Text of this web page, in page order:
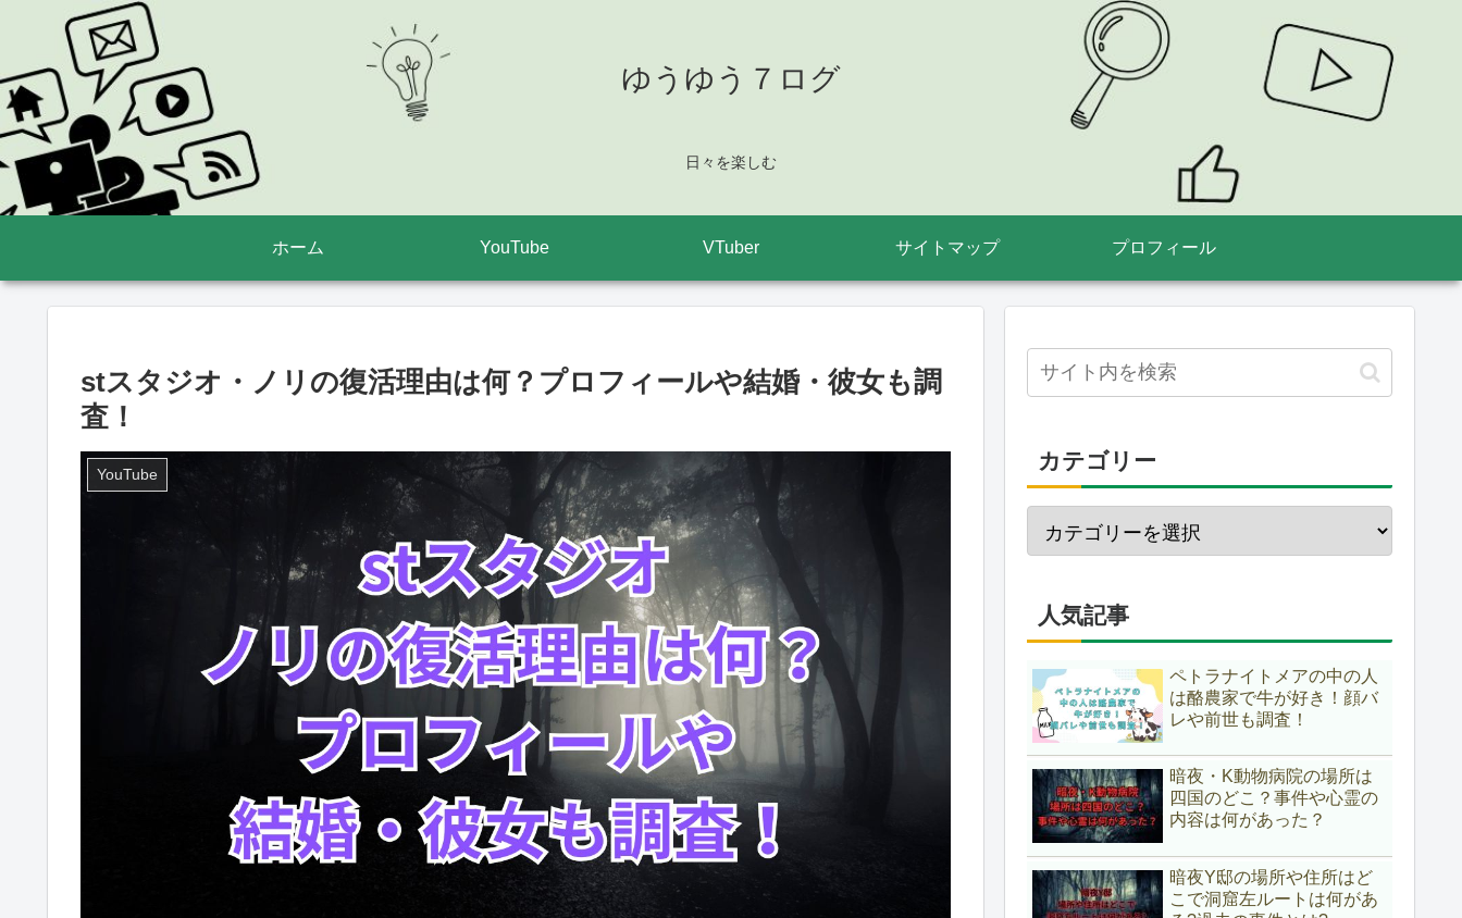
ゆうゆう７ログ
日々を楽しむ
ホーム YouTube VTuber サイトマップ プロフィール
stスタジオ・ノリの復活理由は何？プロフィールや結婚・彼女も調
査！
YouTube
カテゴリー
人気記事
ペトラナイトメアの中の人
は酪農家で牛が好き！顔バ
レや前世も調査！
暗夜・K動物病院の場所は
四国のどこ？事件や心霊の
内容は何があった？
暗夜Y邸の場所や住所はど
こで洞窟左ルートは何があ